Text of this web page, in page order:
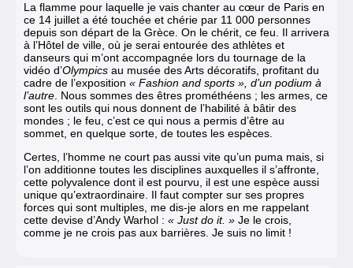
La flamme pour laquelle je vais chanter au cœur de Paris en
ce 14 juillet a été touchée et chérie par 11 000 personnes
depuis son départ de la Grèce. On le chérit, ce feu. Il arrivera
à l’Hôtel de ville, où je serai entourée des athlètes et
danseurs qui m’ont accompagnée lors du tournage de la
vidéo d’Olympics au musée des Arts décoratifs, profitant du
cadre de l’exposition « Fashion and sports », d’un podium à
l’autre. Nous sommes des êtres prométhéens ; les armes, ce
sont les outils qui nous donnent de l’habilité à bâtir des
mondes ; le feu, c’est ce qui nous a permis d’être au
sommet, en quelque sorte, de toutes les espèces.
Certes, l’homme ne court pas aussi vite qu’un puma mais, si
l’on additionne toutes les disciplines auxquelles il s’affronte,
cette polyvalence dont il est pourvu, il est une espèce aussi
unique qu’extraordinaire. Il faut compter sur ses propres
forces qui sont multiples, me dis-je alors en me rappelant
cette devise d’Andy Warhol : « Just do it. » Je le crois,
comme je ne crois pas aux barrières. Je suis no limit !